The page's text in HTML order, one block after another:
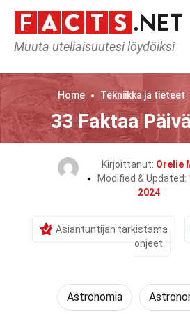
Muuta uteliaisuutesi löydöiksi
Home Tekniikka ja tieteet
33 Faktaa
Kirjoittanut: Orelie
Modified & Updated:
2024
Asiantuntijan tarkistama
ohjeet
Astronomia